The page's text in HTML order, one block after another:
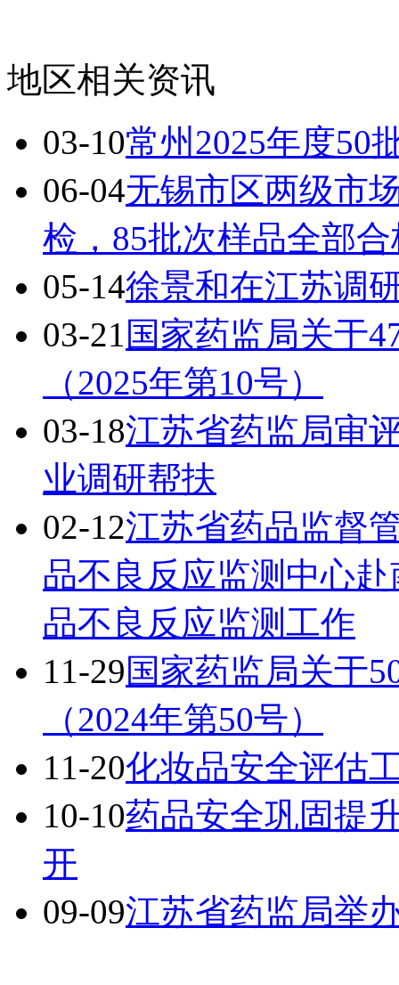
地区相关资讯
03-10常州2025年度50
06-04无锡市区两级市
检，85批次样品全部合
05-14徐景和在江苏调
03-21 国家药监局关于
（2025年第10号）
03-18江苏省药监局审
业调研帮扶
02-12江苏省药品监督
品不良反应监测中心
品不良反应监测工作
11-29国家药监局关于
（2024年第50号）
11-20化妆品安全评估
10-10药品安全巩固提
开
09-09江苏省药监局举